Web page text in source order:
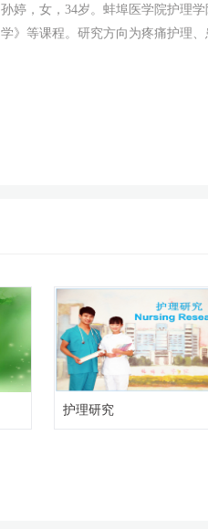
孙婷，女，34岁。蚌埠医学院护理
学》等课程。研究方向为疼痛护理
护理研究